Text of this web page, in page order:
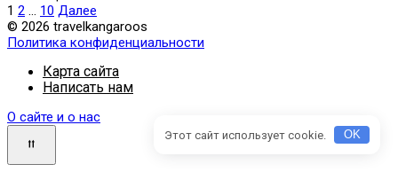
1 2 … 10 Далее
© 2026 travelkangaroos
Политика конфиденциальности
Карта сайта
Написать нам
О сайте и о нас
Этот сайт использует cookie. OK